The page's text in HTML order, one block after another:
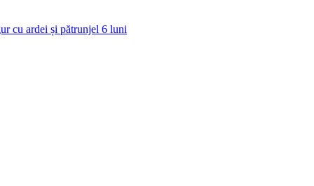
cu ardei și pătrunjel 6 luni